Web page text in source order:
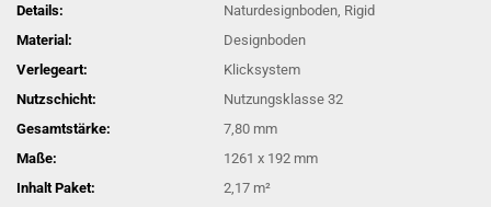
Details:
Naturdesignboden, Rigid
Material:
Designboden
Verlegeart:
Klicksystem
Nutzschicht:
Nutzungsklasse 32
Gesamtstärke:
7,80 mm
Maße:
1261 x 192 mm
Inhalt Paket:
2,17 m²